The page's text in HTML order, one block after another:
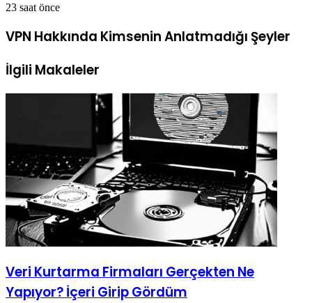
23 saat önce
VPN Hakkında Kimsenin Anlatmadığı Şeyler
İlgili Makaleler
Veri Kurtarma Firmaları Gerçekten Ne
Yapıyor? İçeri Girip Gördüm